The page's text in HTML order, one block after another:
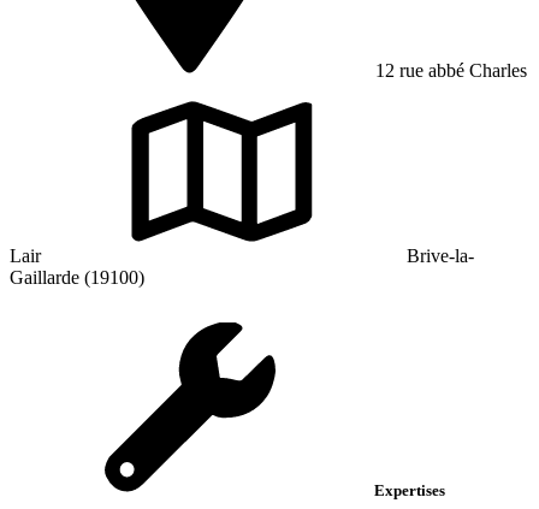
12 rue abbé Charles
Lair
Brive-la-
Gaillarde (19100)
Expertises